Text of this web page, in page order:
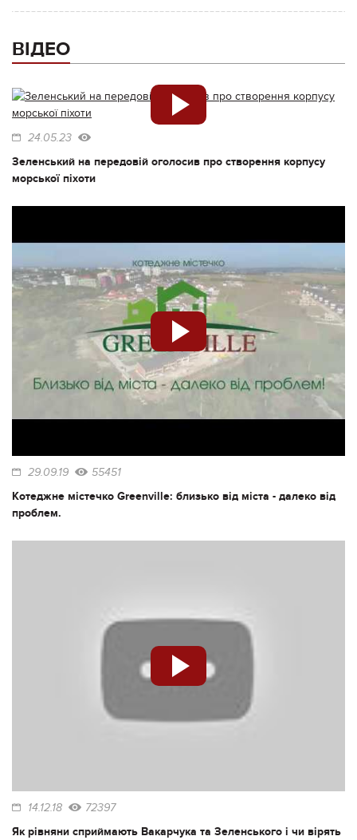
ВІДЕО
24.05.23
Зеленський на передовій оголосив про створення корпусу
морської піхоти
29.09.19 55451
Котеджне містечко Greenville: близько від міста - далеко від
проблем.
14.12.18 72397
Як рівняни сприймають Вакарчука та Зеленського і чи вірять